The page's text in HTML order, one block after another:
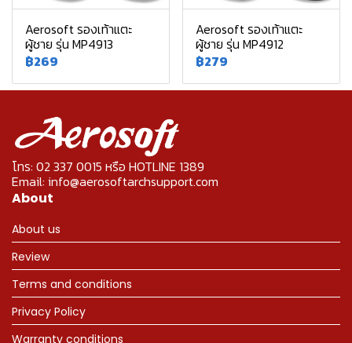
Aerosoft รองเท้าแตะ
ผู้ชาย รุ่น MP4913
฿269
Aerosoft รองเท้าแตะ
ผู้ชาย รุ่น MP4912
฿279
โทร: 02 337 0015 หรือ HOTLINE 1389
Email: info@aerosoftarchsupport.com
About
About us
Review
Terms and conditions
Privacy Policy
Warranty conditions